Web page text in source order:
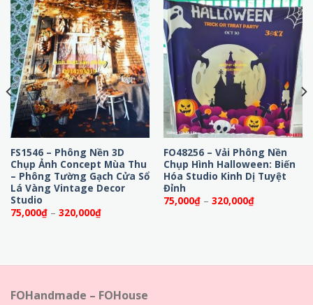
FS1546 – Phông Nền 3D
Chụp Ảnh Concept Mùa Thu
– Phông Tường Gạch Cửa Sổ
Lá Vàng Vintage Decor
Studio
75,000₫ – 320,000₫Khoảng
giá:
FO48256 – Vải Phông Nền
Chụp Hình Halloween: Biến
Hóa Studio Kinh Dị Tuyệt
Đỉnh
75,000₫ – 320,000₫Khoảng
giá:
FOHandmade – FOHouse